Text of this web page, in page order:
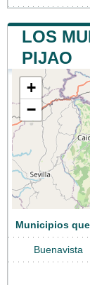
LOS
PIJAO
+
−
Municipios
Buenavista